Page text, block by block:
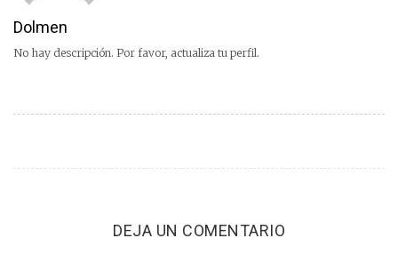
Dolmen
No hay descripción. Por favor, actualiza tu perfil.
DEJA UN COMENTARIO